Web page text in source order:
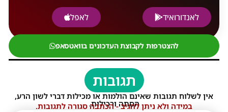
לאנדורואיד
לאפל
להצטרפות לקבוצת העדכונים בוואטסאפ
תגובות
אין לשלוח תגובות שאינם הולמות או מכילות דברי לשון הרע,
הסתה ורכילות.
במידה ולא ניתן להגיב - הכתבה סגורה לתגובות.